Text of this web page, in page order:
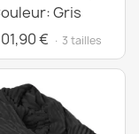
Gris
€ · 3 tailles